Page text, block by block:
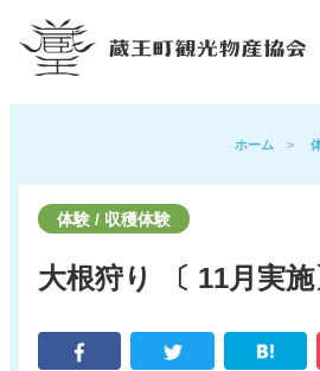
蔵王の魅力
ホーム >
体験 / 収穫体験
大根狩り 〔 11月実施